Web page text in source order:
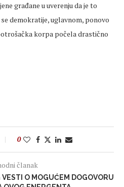
građane u uverenju da je to
demokratije, uglavnom, ponovo
korpa počela drastično
0
članak
O MOGUĆEM DOGOVORU